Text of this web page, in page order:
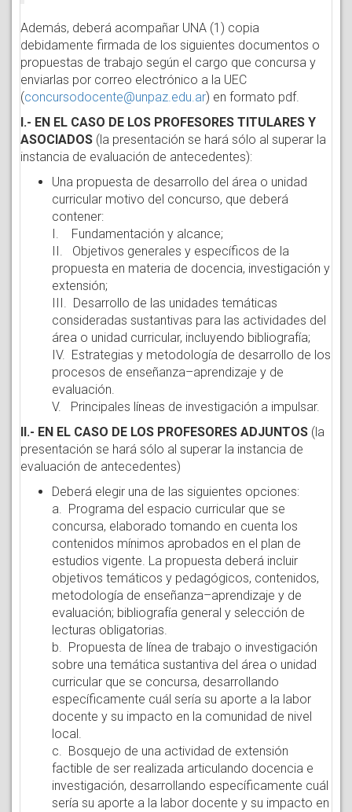
Además, deberá acompañar UNA (1) copia
debidamente firmada de los siguientes documentos o
propuestas de trabajo según el cargo que concursa y
enviarlas por correo electrónico a la UEC
(concursodocente@unpaz.edu.ar) en formato pdf.
I.- EN EL CASO DE LOS PROFESORES TITULARES Y
ASOCIADOS (la presentación se hará sólo al superar la
instancia de evaluación de antecedentes):
Una propuesta de desarrollo del área o unidad
curricular motivo del concurso, que deberá
contener:
I. Fundamentación y alcance;
II. Objetivos generales y específicos de la
propuesta en materia de docencia, investigación y
extensión;
III. Desarrollo de las unidades temáticas
consideradas sustantivas para las actividades del
área o unidad curricular, incluyendo bibliografía;
IV. Estrategias y metodología de desarrollo de los
procesos de enseñanza–aprendizaje y de
evaluación.
V. Principales líneas de investigación a impulsar.
II.- EN EL CASO DE LOS PROFESORES ADJUNTOS (la
presentación se hará sólo al superar la instancia de
evaluación de antecedentes)
Deberá elegir una de las siguientes opciones:
a. Programa del espacio curricular que se
concursa, elaborado tomando en cuenta los
contenidos mínimos aprobados en el plan de
estudios vigente. La propuesta deberá incluir
objetivos temáticos y pedagógicos, contenidos,
metodología de enseñanza–aprendizaje y de
evaluación; bibliografía general y selección de
lecturas obligatorias.
b. Propuesta de línea de trabajo o investigación
sobre una temática sustantiva del área o unidad
curricular que se concursa, desarrollando
específicamente cuál sería su aporte a la labor
docente y su impacto en la comunidad de nivel
local.
c. Bosquejo de una actividad de extensión
factible de ser realizada articulando docencia e
investigación, desarrollando específicamente cuál
sería su aporte a la labor docente y su impacto en